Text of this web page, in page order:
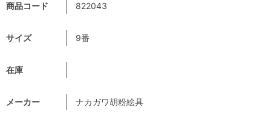
商品コード 822043
サイズ 9番
在庫
メーカー ナカガワ胡粉絵具